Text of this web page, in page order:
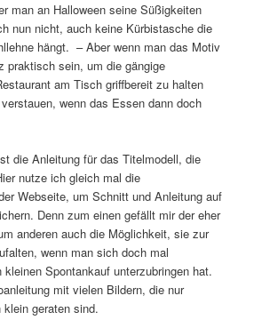
man an Halloween seine Süßigkeiten
nun nicht, auch keine Kürbistasche die
hängt. – Aber wenn man das Motiv
praktisch sein, um die gängige
am Tisch griffbereit zu halten
wenn das Essen dann doch
die Anleitung für das Titelmodell, die
nutze ich gleich mal die
Webseite, um Schnitt und Anleitung auf
Denn zum einen gefällt mir der eher
anderen auch die Möglichkeit, sie zur
wenn man sich doch mal
Spontankauf unterzubringen hat.
mit vielen Bildern, die nur
geraten sind.